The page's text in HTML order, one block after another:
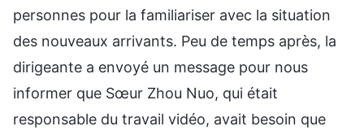
personnes pour la familiariser avec la situation
des nouveaux arrivants. Peu de temps après, la
dirigeante a envoyé un message pour nous
informer que Sœur Zhou Nuo, qui était
responsable du travail vidéo, avait besoin que